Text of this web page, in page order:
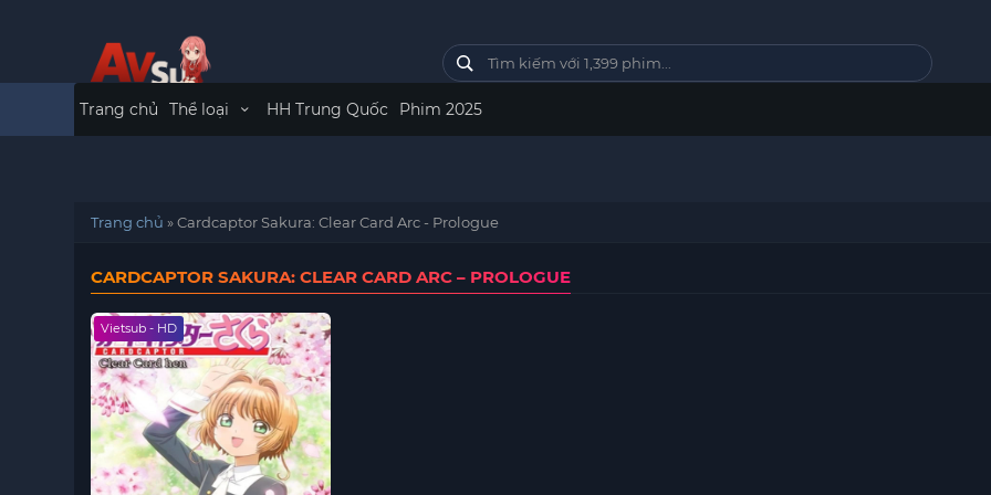
Trang chủ Thể loại HH Trung Quốc Phim 2025
Trang chủ »Cardcaptor Sakura: Clear Card Arc - Prologue
CARDCAPTOR SAKURA: CLEAR CARD ARC – PROLOGUE
Vietsub - HD